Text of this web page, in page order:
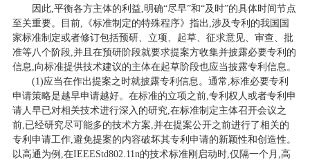
因此,平衡各方主体的利益,明确“尽早”和“及时”的具体时间节点
至关重要。目前,《标准制定的特殊程序》指出,涉及专利的我国国
家标准制定或者修订包括预研、立项、起草、征求意见、审查、批
准等八个阶段,并且在预研阶段就要求提案方收集并披露必要专利的
信息,向标准提供技术建议的主体在起草阶段也应当披露专利信息。
(1)应当在作出提案之时就披露专利信息。通常,标准必要专利
申请策略是越早申请越好。在标准的立项之前,专利权人或者专利申
请人早已对相关技术进行深入的研究,在标准制定主体召开会议之
前,已经研究尽可能多的技术方案,并在提案公开之前进行了相关的
专利申请工作,避免提案的内容破坏其专利申请的新颖性和创造性。
以高通为例,在IEEEStd802.11n的技术标准刚启动时,仅隔一个月,高